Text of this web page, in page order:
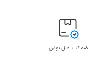
ضمانت اصل بودن